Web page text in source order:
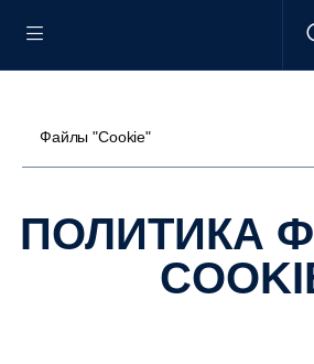
Файлы "Cookie"
ПОЛИТИКА ФАЙЛОВ